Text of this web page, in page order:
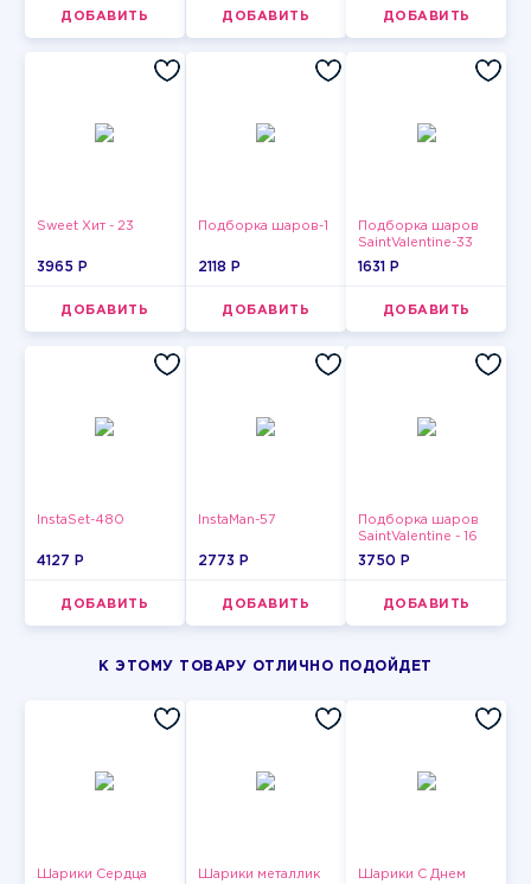
ДОБАВИТЬ ДОБАВИТЬ ДОБАВИТЬ
Sweet Хит - 23
3965 P
ДОБАВИТЬ
Подборка шаров-1
2118 P
ДОБАВИТЬ
Подборка шаров
SaintValentine-33
1631 P
ДОБАВИТЬ
InstaSet-480
4127 P
ДОБАВИТЬ
InstaMan-57
2773 P
ДОБАВИТЬ
Подборка шаров
SaintValentine - 16
3750 P
ДОБАВИТЬ
К ЭТОМУ ТОВАРУ ОТЛИЧНО ПОДОЙДЕТ
Шарики Сердца
Шарики металлик
Шарики С Днем